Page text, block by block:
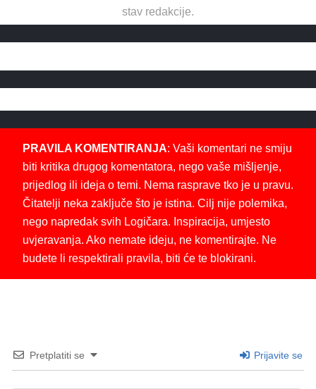
stav redakcije.
PRAVILA KOMENTIRANJA: Vaši komentari ne smiju
biti kritika drugog komentatora, nego vaše mišljenje,
prijedlog ili ideja o temi. Nema rasprave tko je u pravu.
Čitatelji neka zaključe što je istina. Cilj nije polemika,
nego napredak svih Logičara. Inspiracija, umjesto
uvjeravanja. Ako nemate ideju, ne komentirajte. Ne
budete li respektirali pravila, biti će te blokirani.
Pretplatiti se Prijavite se